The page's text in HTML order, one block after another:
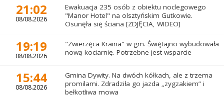
21:02
08/08.2026
Ewakuacja 235 osób z obiektu noclegowego
"Manor Hotel" na olsztyńskim Gutkowie.
Osunęła się ściana [ZDJĘCIA, WIDEO]
19:19
08/08.2026
"Zwierzęca Kraina" w gm. Świętajno wybudowała
nową kociarnię. Potrzebne jest wsparcie
15:44
08/08.2026
Gmina Dywity. Na dwóch kółkach, ale z trzema
promilami. Zdradziła go jazda „zygzakiem” i
bełkotliwa mowa